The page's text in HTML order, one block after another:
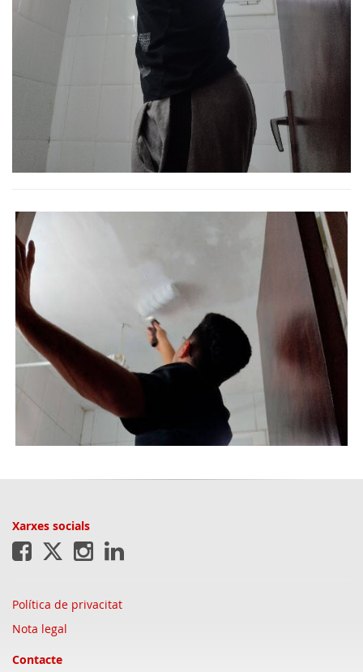
Xarxes socials
Política de privacitat
Nota legal
Contacte